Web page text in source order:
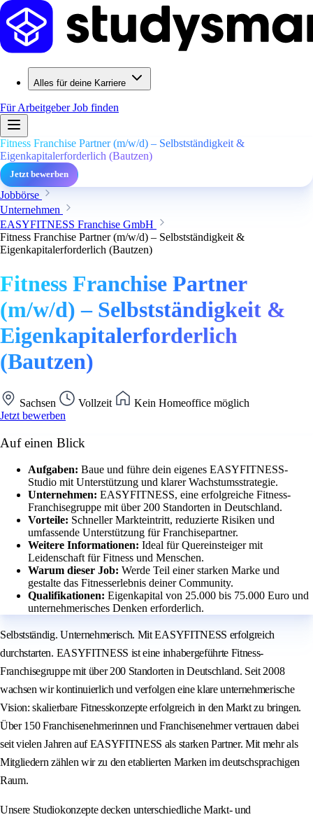
Alles für deine Karriere
Für ArbeitgeberJob finden
Fitness Franchise Partner (m/w/d) – Selbstständigkeit &
Eigenkapitalerforderlich (Bautzen)
Jetzt bewerben
Jobbörse
Unternehmen
EASYFITNESS Franchise GmbH
Fitness Franchise Partner (m/w/d) – Selbstständigkeit &
Eigenkapitalerforderlich (Bautzen)
Fitness Franchise Partner
(m/w/d) – Selbstständigkeit &
Eigenkapitalerforderlich
(Bautzen)
Sachsen Vollzeit
Kein Homeoffice möglich
Jetzt bewerben
Auf einen Blick
Aufgaben: Baue und führe dein eigenes EASYFITNESS-
Studio mit Unterstützung und klarer Wachstumsstrategie.
Unternehmen: EASYFITNESS, eine erfolgreiche Fitness-
Franchisegruppe mit über 200 Standorten in Deutschland.
Vorteile: Schneller Markteintritt, reduzierte Risiken und
umfassende Unterstützung für Franchisepartner.
Weitere Informationen: Ideal für Quereinsteiger mit
Leidenschaft für Fitness und Menschen.
Warum dieser Job: Werde Teil einer starken Marke und
gestalte das Fitnesserlebnis deiner Community.
Qualifikationen: Eigenkapital von 25.000 bis 75.000 Euro und
unternehmerisches Denken erforderlich.
Selbstständig. Unternehmerisch. Mit EASYFITNESS erfolgreich
durchstarten. EASYFITNESS ist eine inhabergeführte Fitness-
Franchisegruppe mit über 200 Standorten in Deutschland. Seit 2008
wachsen wir kontinuierlich und verfolgen eine klare unternehmerische
Vision: skalierbare Fitnesskonzepte erfolgreich in den Markt zu bringen.
Über 150 Franchisenehmerinnen und Franchisenehmer vertrauen dabei
seit vielen Jahren auf EASYFITNESS als starken Partner. Mit mehr als
Mitgliedern zählen wir zu den etablierten Marken im deutschsprachigen
Raum.
Unsere Studiokonzepte decken unterschiedliche Markt- und